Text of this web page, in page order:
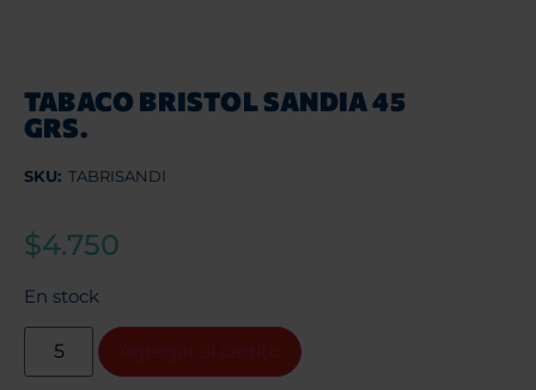
TABACO BRISTOL SANDIA 45
GRS.
SKU: TABRISANDI
$4.750
En stock